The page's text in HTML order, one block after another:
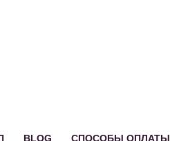
BLOG СПОСОБЫ ОПЛАТЫ